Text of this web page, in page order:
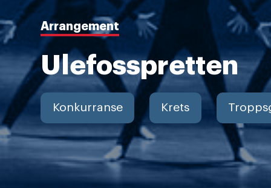
Arrangement
Ulefosspretten
Konkurranse Krets